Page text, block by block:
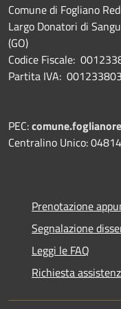
Comune di Fogliano
Largo Donatori di
(GO)
Codice Fiscale:
Partita IVA:
PEC:
Centralino Unico:
Prenotazione
Segnalazione
Leggi le FAQ
Richiesta